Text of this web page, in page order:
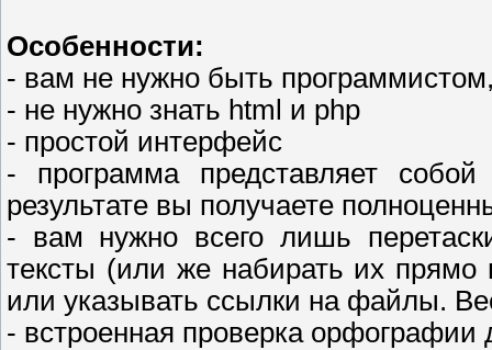
Особенности:
- вам не нужно быть
- не нужно знать html и php
- простой интерфейс
- программа представляет
результате вы получаете
- вам нужно всего лишь
тексты (или же набирать их прямо
или указывать ссылки на файлы.
- встроенная проверка